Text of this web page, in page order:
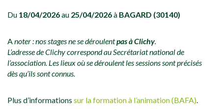
Du 18/04/2026au 25/04/2026à BAGARD (30140)
Anoter : nos stages ne se déroulentpas à Clichy.
L’adresse de Clichy correspond au Secrétariat national de
l’association. Les lieux où se déroulent les sessions sont précisés
dès qu’ils sont connus.
Plus d’informations sur la formation à l’animation (BAFA).